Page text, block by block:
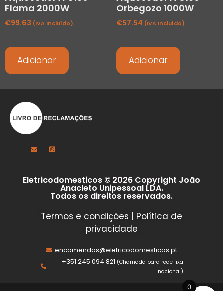
Flama 2000W
€99.63 (IVA Incluído)
Adicionar
Orbegozo 1000W
€57.54 (IVA Incluído)
Adicionar
Eletricodomesticos © 2026 Copyright João
Anacleto Unipessoal LDA.
Todos os direitos reservados.
Termos e condições | Política de
privacidade
encomendas@eletricodomesticos.pt
+351 245 094 821 (Chamada para rede fixa
nacional)
0